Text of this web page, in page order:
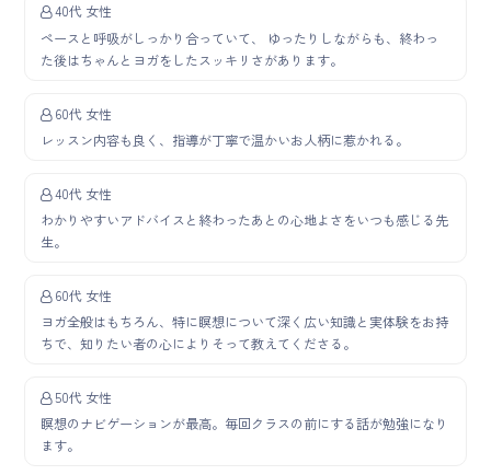
40代 女性
ペースと呼吸がしっかり合っていて、 ゆったりしながらも、終わっ
た後はちゃんとヨガをしたスッキリさがあります。
60代 女性
レッスン内容も良く、指導が丁寧で温かいお人柄に惹かれる。
40代 女性
わかりやすいアドバイスと終わったあとの心地よさをいつも感じる先
生。
60代 女性
ヨガ全般はもちろん、特に瞑想について深く広い知識と実体験をお持
ちで、知りたい者の心によりそって教えてくださる。
50代 女性
瞑想のナビゲーションが最高。毎回クラスの前にする話が勉強になり
ます。